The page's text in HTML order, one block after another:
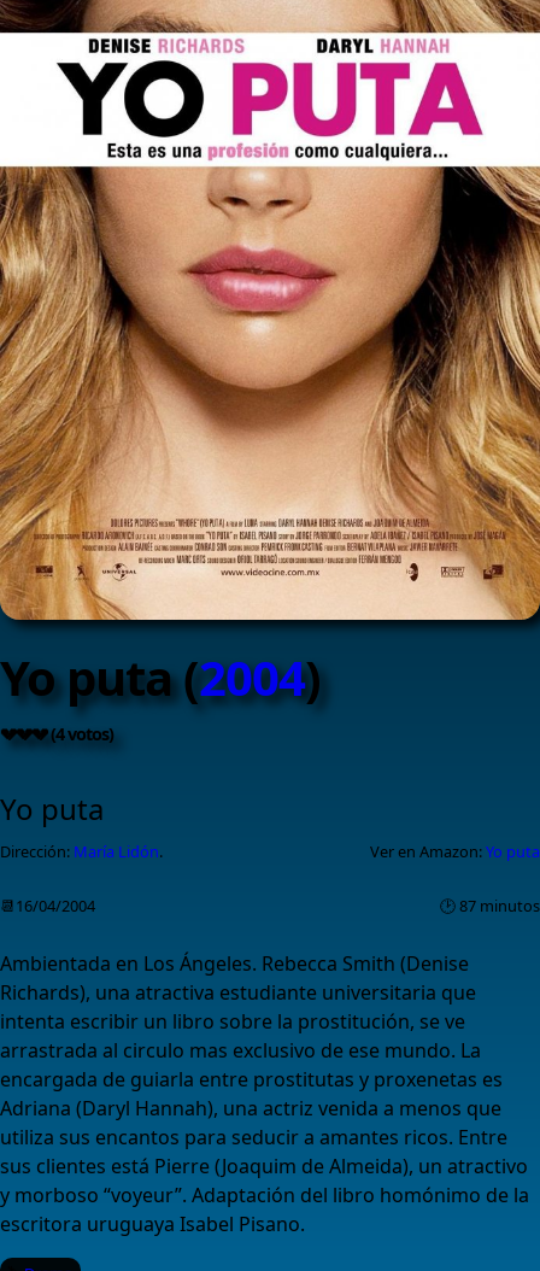
Yo puta (2004)
💔💔💔 (4 votos)
Yo puta
Dirección: María Lidón. Ver en Amazon:Yo puta
📆16/04/2004 🕑 87 minutos
Ambientada en Los Ángeles. Rebecca Smith (Denise
Richards), una atractiva estudiante universitaria que
intenta escribir un libro sobre la prostitución, se ve
arrastrada al circulo mas exclusivo de ese mundo. La
encargada de guiarla entre prostitutas y proxenetas es
Adriana (Daryl Hannah), una actriz venida a menos que
utiliza sus encantos para seducir a amantes ricos. Entre
sus clientes está Pierre (Joaquim de Almeida), un atractivo
y morboso “voyeur”. Adaptación del libro homónimo de la
escritora uruguaya Isabel Pisano.